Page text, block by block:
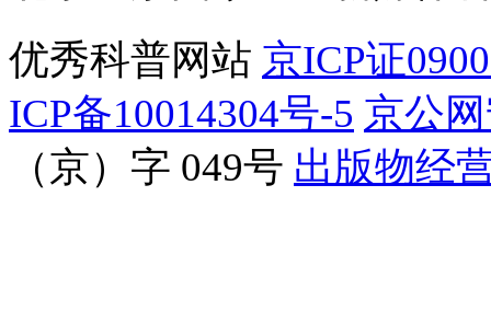
优秀科普网站 京ICP证
ICP备10014304号-5 京公
（京）字 049号 出版物经